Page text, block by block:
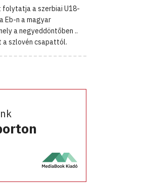
folytatja a szerbiai U18-
Eb-n a magyar
a negyeddöntőben ..
szlovén csapattól.